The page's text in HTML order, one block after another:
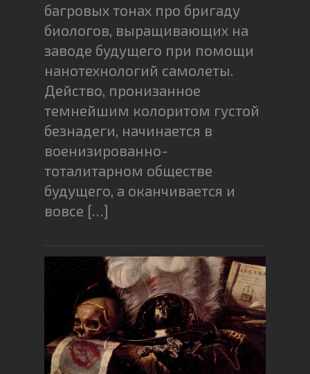
багровых тонах про бригаду
биологов, выращивающих на
заводе будущего при помощи
нанотехнологий самолеты.
Действо, пронизанное
темнейшим колоритом густой
безнадеги, начинается в
военизированно-
тоталитарном обществе
будущего, а оканчивается и
вовсе […]